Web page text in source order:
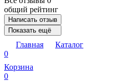
общий рейтинг
Написать отзыв
Показать ещё
Главная
Каталог
0
Корзина
0